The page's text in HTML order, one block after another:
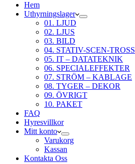
Hem
Uthyrningslager
01. LJUD
02. LJUS
03. BILD
04. STATIV-SCEN-TROSS
05. IT – DATATEKNIK
06. SPECIALEFFEKTER
07. STRÖM – KABLAGE
08. TYGER – DEKOR
09. ÖVRIGT
10. PAKET
FAQ
Hyresvillkor
Mitt konto
Varukorg
Kassan
Kontakta Oss